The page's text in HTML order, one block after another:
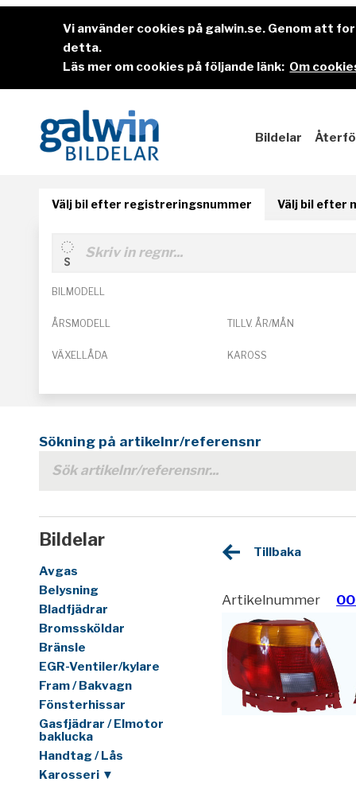
Vi använder cookies på galwin.se. Genom att
detta.
Läs mer om cookies på följande länk: Om
Bildelar
Välj bil efter registreringsnummer Välj bil efter
BILMODELL
ÅRSMODELL TILLV. ÅR/MÅN
VÄXELLÅDA KAROSS
Sökning på artikelnr/referensnr
Bildelar
Avgas
Belysning
Bladfjädrar
Bromssköldar
Bränsle
EGR-Ventiler/kylare
Fram / Bakvagn
Fönsterhissar
Gasfjädrar / Elmotor
baklucka
Handtag / Lås
Karosseri ▼
Tillbaka
Artikelnummer